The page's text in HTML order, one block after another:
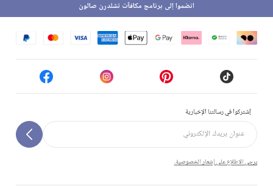
إشتركوا في رسالتنا الإخبارية
يرجى الاطلاع على إشعار الخصوصية.
انضموا إلى برنامج مكافآت تشلدرن صالون